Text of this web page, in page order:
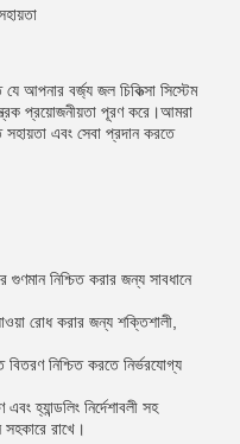
আপনার বর্জ্য জল চিকিত্সা সিস্টেম
প্রয়োজনীয়তা পূরণ করে।আমরা
এবং সেবা প্রদান করতে
গুণমান নিশ্চিত করার জন্য সাবধানে
রোধ করার জন্য শক্তিশালী,
নিশ্চিত করতে নির্ভরযোগ্য
হ্যান্ডলিং নির্দেশাবলী সহ
রাখে।